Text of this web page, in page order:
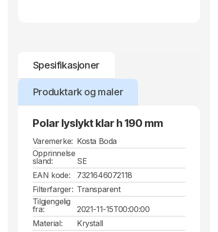
Spesifikasjoner
Produktark og maler
Polar lyslykt klar h 190 mm
Varemerke: Kosta Boda
Opprinnelse
sland:
SE
EAN kode:
7321646072118
Filterfarger: Transparent
Tilgjengelig
fra:
2021-11-15T00:00:00
Material:
Krystall